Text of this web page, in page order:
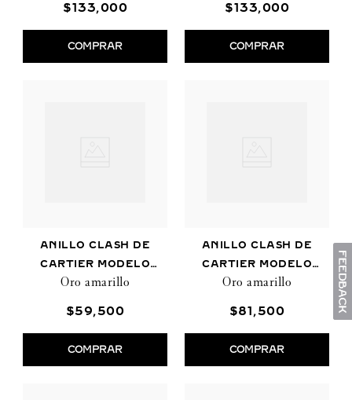
$133,000
COMPRAR
$133,000
COMPRAR
ANILLO CLASH DE
CARTIER MODELO
PEQUEÑO
Oro amarillo
$59,500
COMPRAR
ANILLO CLASH DE
CARTIER MODELO
MEDIANO
Oro amarillo
$81 ,500
COMPRAR